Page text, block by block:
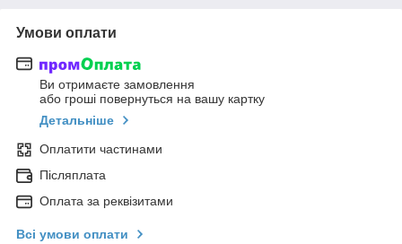
Умови оплати
Ви отримаєте замовлення
або гроші повернуться на вашу картку
Детальніше
Оплатити частинами
Післяплата
Оплата за реквізитами
Всі умови оплати